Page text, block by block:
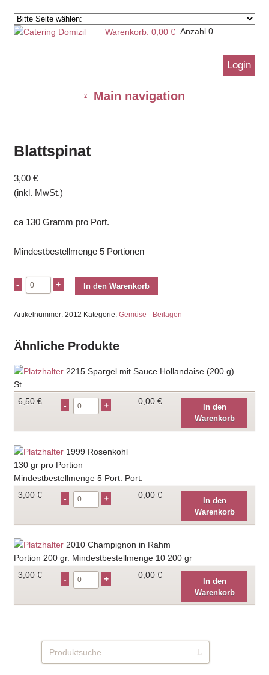
Login
Warenkorb: 0,00€ Anzahl 0
Main navigation
Blattspinat
3,00 €
(inkl. MwSt.)
ca 130 Gramm pro Port.
Mindestbestellmenge 5 Portionen
In den Warenkorb
Artikelnummer: 2012 Kategorie: Gemüse - Beilagen
Ähnliche Produkte
2215 Spargel mit Sauce Hollandaise (200 g)
St.
6,50€ 0,00 €
In den
Warenkorb
1999 Rosenkohl
130 gr pro Portion
Mindestbestellmenge 5 Port. Port.
3,00€ 0,00 €
In den
Warenkorb
2010 Champignon in Rahm
Portion 200 gr. Mindestbestellmenge 10 200 gr
3,00€ 0,00 €
In den
Warenkorb